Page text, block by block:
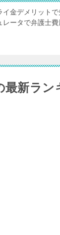
イ金デメリット
レータで弁護士
最新ラン